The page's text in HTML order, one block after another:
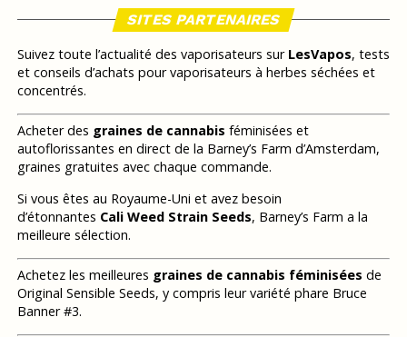
SITES PARTENAIRES
Suivez toute l’actualité des vaporisateurs sur LesVapos, tests
et conseils d’achats pour vaporisateurs à herbes séchées et
concentrés.
Acheter des graines de cannabis féminisées et
autoflorissantes en direct de la Barney’s Farm d’Amsterdam,
graines gratuites avec chaque commande.
Si vous êtes au Royaume-Uni et avez besoin
d’étonnantes Cali Weed Strain Seeds, Barney’s Farm a la
meilleure sélection.
Achetez les meilleures graines de cannabis féminisées de
Original Sensible Seeds, y compris leur variété phare Bruce
Banner #3.